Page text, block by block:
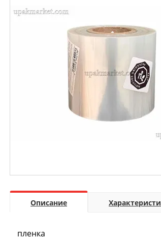
Описание
пленка